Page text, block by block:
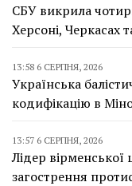
СБУ викрила
Херсоні, Черкасах
13:58 6 СЕРПНЯ, 2026
Українська
кодифікацію в
13:57 6 СЕРПНЯ, 2026
Лідер
загострення